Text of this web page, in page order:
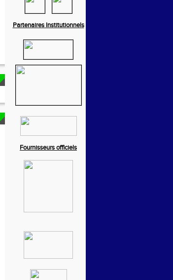
Partenaires Institutionnels
Fournisseurs officiels